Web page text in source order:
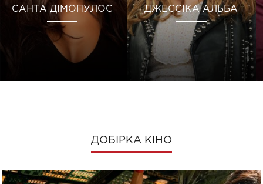
САНТА ДІМОПУЛОС ДЖЕССІКА АЛЬБА
ДОБІРКА КІНО